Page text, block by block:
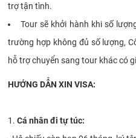
trợ tận tình.
Tour sẽ khởi hành khi số
trường hợp không đủ số lượng,
hỗ trợ chuyển sang tour khác có
HƯỚNG DẪN XIN VISA:
1.Cá nhân đi tự túc: